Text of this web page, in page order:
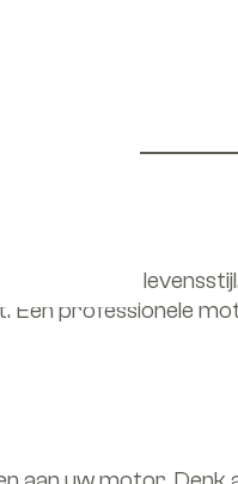
zelfs een
Een professionele